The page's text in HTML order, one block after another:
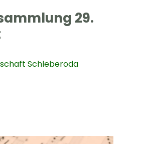
29.
Schleberoda